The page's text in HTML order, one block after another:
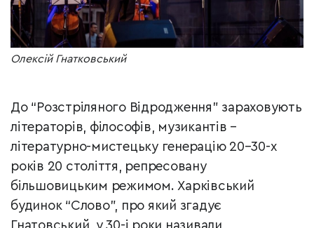
Олексій Гнатковський
До “Розстріляного Відродження” зараховують
літераторів, філософів, музикантів –
літературно-мистецьку генерацію 20–30-х
років 20 століття, репресовану
більшовицьким режимом. Харківський
будинок “Слово”, про який згадує